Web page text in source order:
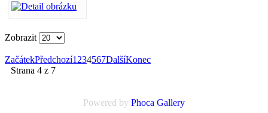
Zobrazit
ZačátekPředchozí1 234567DalšíKonec
Strana 4 z 7
Powered by Phoca Gallery